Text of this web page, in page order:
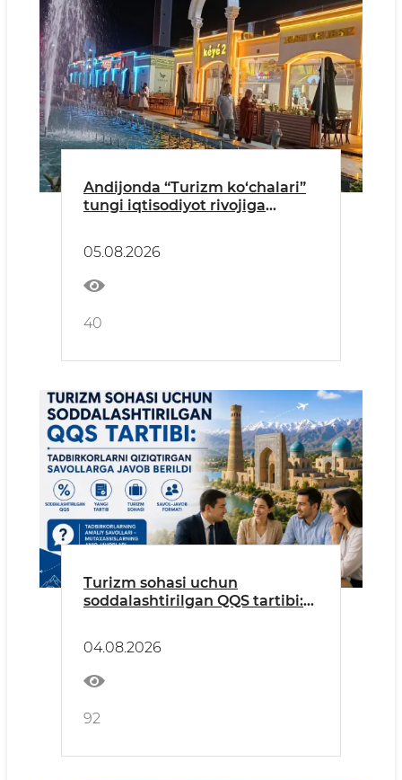
Andijonda “Turizm ko‘chalari”
tungi iqtisodiyot rivojiga
05.08.2026
40
Turizm sohasi uchun
soddalashtirilgan QQS tartibi:
04.08.2026
92